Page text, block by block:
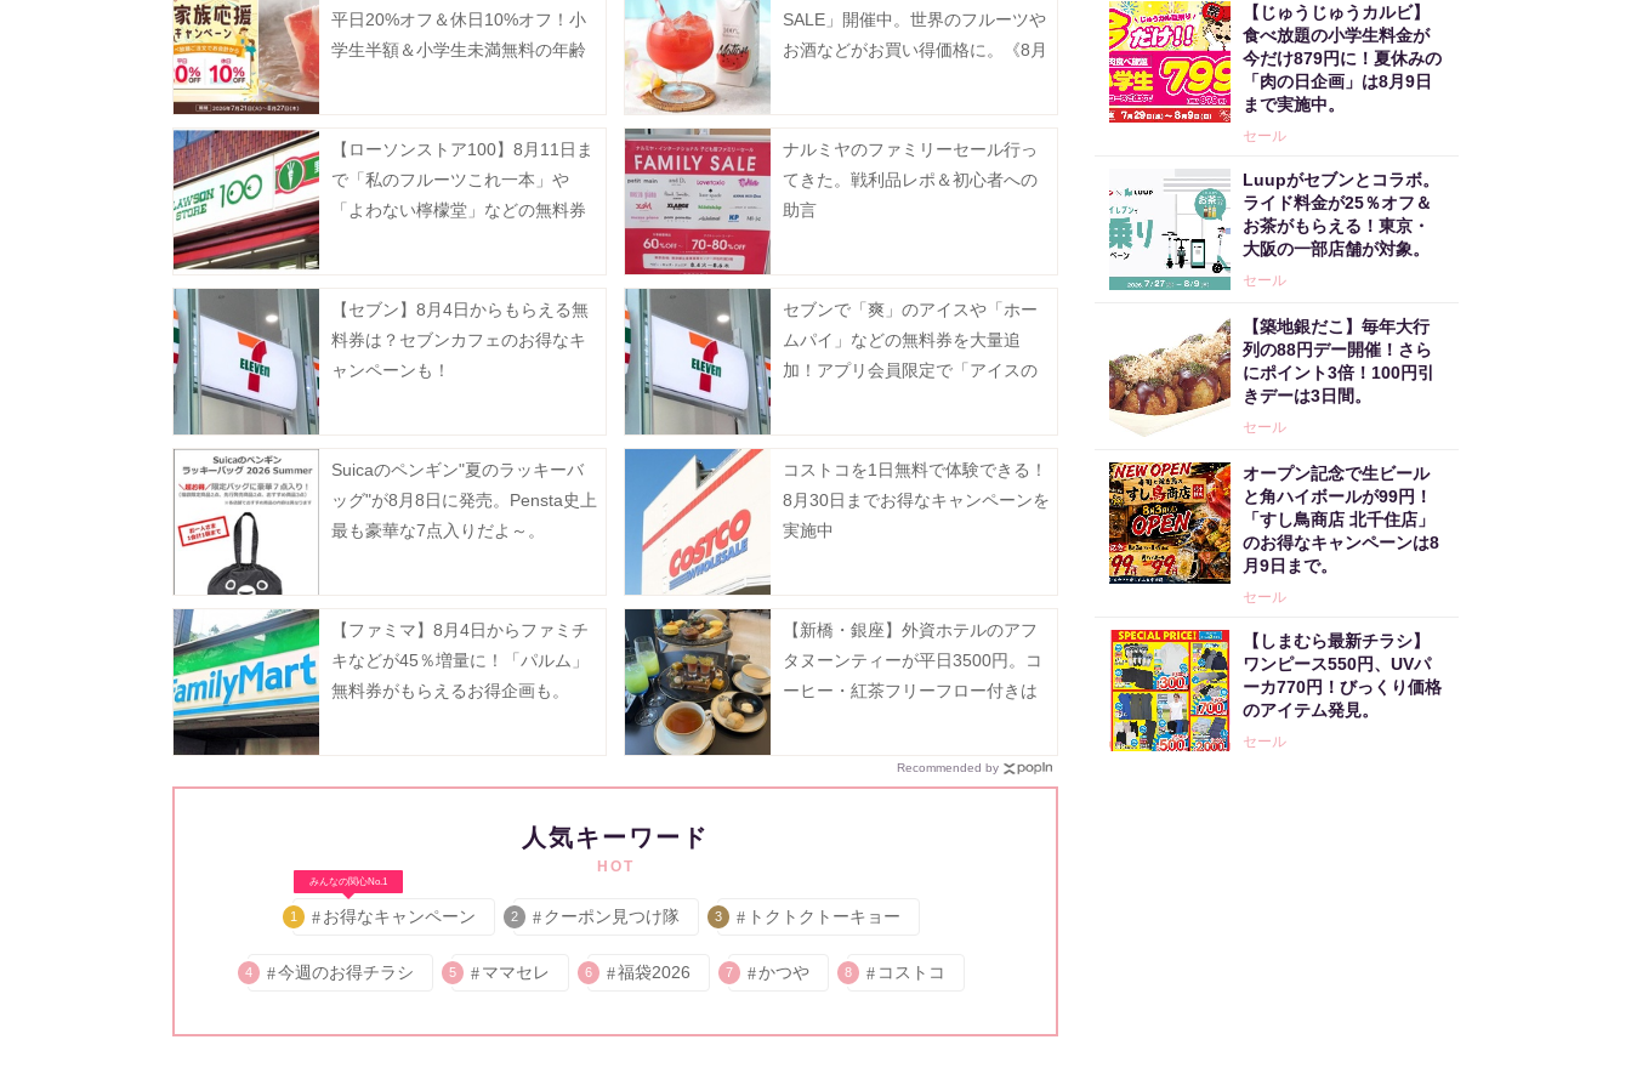
平日20%オフ＆休日10%オフ！小
学生半額＆小学生未満無料の年齢
SALE」開催中。世界のフルーツや
お酒などがお買い得価格に。《8月
【ローソンストア100】8月11日ま
で「私のフルーツこれ一本」や
「よわない檸檬堂」などの無料券
ナルミヤのファミリーセール行っ
てきた。戦利品レポ＆初心者への
助言
【セブン】8月4日からもらえる無
料券は？セブンカフェのお得なキ
ャンペーンも！
セブンで「爽」のアイスや「ホー
ムパイ」などの無料券を大量追
加！アプリ会員限定で「アイスの
Suicaのペンギン"夏のラッキーバ
ッグ"が8月8日に発売。Pensta史上
最も豪華な7点入りだよ～。
コストコを1日無料で体験できる！
8月30日までお得なキャンペーンを
実施中
【ファミマ】8月4日からファミチ
キなどが45％増量に！「パルム」
無料券がもらえるお得企画も。
【新橋・銀座】外資ホテルのアフ
タヌーンティーが平日3500円。コ
ーヒー・紅茶フリーフロー付きは
Recommended by
人気キーワード
HOT
みんなの関心No.1
1 お得なキャンペーン 2 クーポン見つけ隊 3 トクトクトーキョー
4 今週のお得チラシ 5 ママセレ 6 福袋2026 7 かつや 8 コストコ
【じゅうじゅうカルビ】
食べ放題の小学生料金が
今だけ879円に！夏休みの
「肉の日企画」は8月9日
まで実施中。
セール
Luupがセブンとコラボ。
ライド料金が25％オフ＆
お茶がもらえる！東京・
大阪の一部店舗が対象。
セール
【築地銀だこ】毎年大行
列の88円デー開催！さら
にポイント3倍！100円引
きデーは3日間。
セール
オープン記念で生ビール
と角ハイボールが99円！
「すし鳥商店 北千住店」
のお得なキャンペーンは8
月9日まで。
セール
【しまむら最新チラシ】
ワンピース550円、UVパ
ーカ770円！びっくり価格
のアイテム発見。
セール